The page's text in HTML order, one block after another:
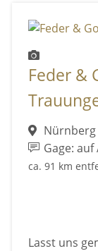
Feder &
Nürnberg
Gage:
ca. 91 km
Lasst uns